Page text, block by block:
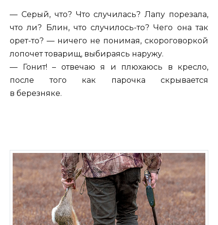
— Серый, что? Что случилась? Лапу порезала,
что ли? Блин, что случилось-то? Чего она так
орет-то? — ничего не понимая, скороговоркой
лопочет товарищ, выбираясь наружу.
— Гонит! – отвечаю я и плюхаюсь в кресло,
после того как парочка скрывается
в березняке.